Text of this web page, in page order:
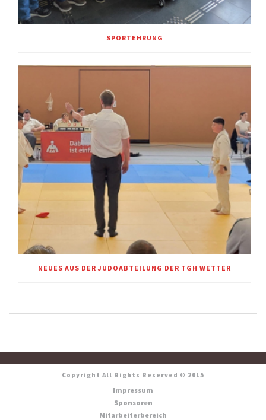
SPORTEHRUNG
NEUES AUS DER JUDOABTEILUNG DER TGH WETTER
Copyright All Rights Reserved © 2015
Impressum
Sponsoren
Mitarbeiterbereich